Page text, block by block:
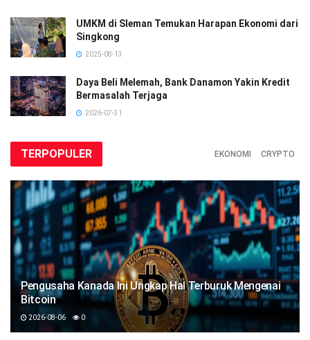
UMKM di Sleman Temukan Harapan Ekonomi dari
Singkong
2025-08-13
Daya Beli Melemah, Bank Danamon Yakin Kredit
Bermasalah Terjaga
2026-07-31
TERPOPULER EKONOMI CRYPTO
Pengusaha Kanada Ini Ungkap Hal Terburuk Mengenai
Bitcoin
2026-08-06 0